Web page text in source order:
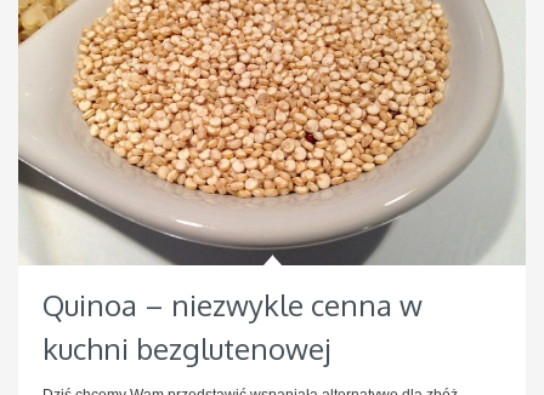
Quinoa – niezwykle cenna w
kuchni bezglutenowej